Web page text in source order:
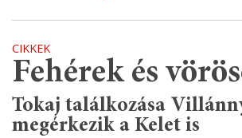
CIKKEK
Fehérek és
Tokaj találkozása
megérkezik a Kelet is